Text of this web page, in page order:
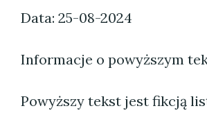
Data: 25-08-2024
Informacje o powyższym
Powyższy tekst jest fikcją